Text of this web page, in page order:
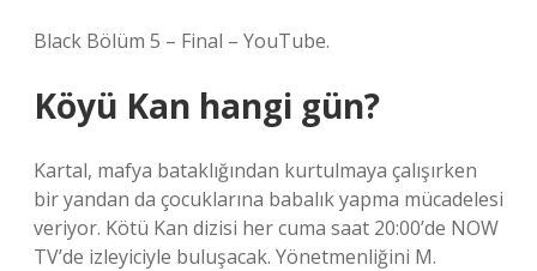
Black Bölüm 5 – Final – YouTube.
Köyü Kan hangi gün?
Kartal, mafya bataklığından kurtulmaya çalışırken
bir yandan da çocuklarına babalık yapma mücadelesi
veriyor. Kötü Kan dizisi her cuma saat 20:00’de NOW
TV’de izleyiciyle buluşacak. Yönetmenliğini M.